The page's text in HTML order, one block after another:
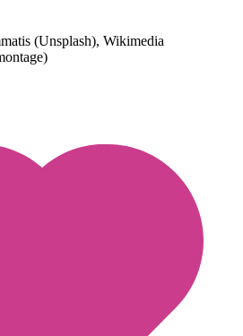
(Unsplash), Wikimedia